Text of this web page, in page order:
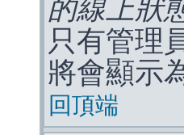
的線上狀
只有管理
將會顯示
回頂端